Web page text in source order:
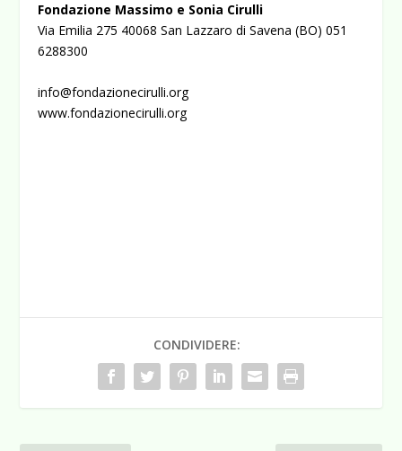
Fondazione Massimo e Sonia Cirulli
Via Emilia 275 40068 San Lazzaro di Savena (BO) 051
6288300
info@fondazionecirulli.org
www.fondazionecirulli.org
CONDIVIDERE: